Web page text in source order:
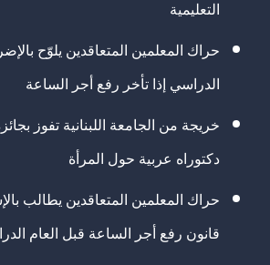
التعليمية
حراك المعلمين المتعاقدين يلوّح
الدراسي إذا تأخر رفع أجر الساعة
خريجة من الجامعة اللبنانية تفوز
دكتوراه عربية حول المرأة
حراك المعلمين المتعاقدين يطالب
قانون رفع أجر الساعة قبل العام